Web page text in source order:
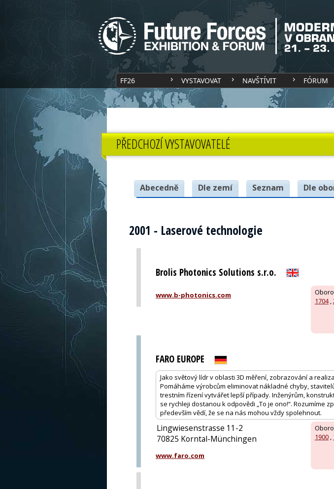
FF26 VYSTAVOVAT NAVŠTÍVIT FÓRUM
PŘEDCHOZÍ VYSTAVOVATELÉ
Abecedně Dle zemí Seznam Dle
2001 - Laserové technologie
Brolis Photonics Solutions s.r.o.
1704,
www.b-photonics.com
FARO EUROPE
Jako světový lídr v oblasti 3D měření, zobrazování a
Pomáháme výrobcům eliminovat nákladné chyby,
trestním řízení vytvářet lepší případy. Inženýrům,
se rychleji dostanou k odpovědi „To je ono!“. Rozumíme
především vědí, že se na nás mohou vždy spolehnout.
1900 ,
Lingwiesenstrasse 11-2
70825 Korntal-Münchingen
www.faro.com